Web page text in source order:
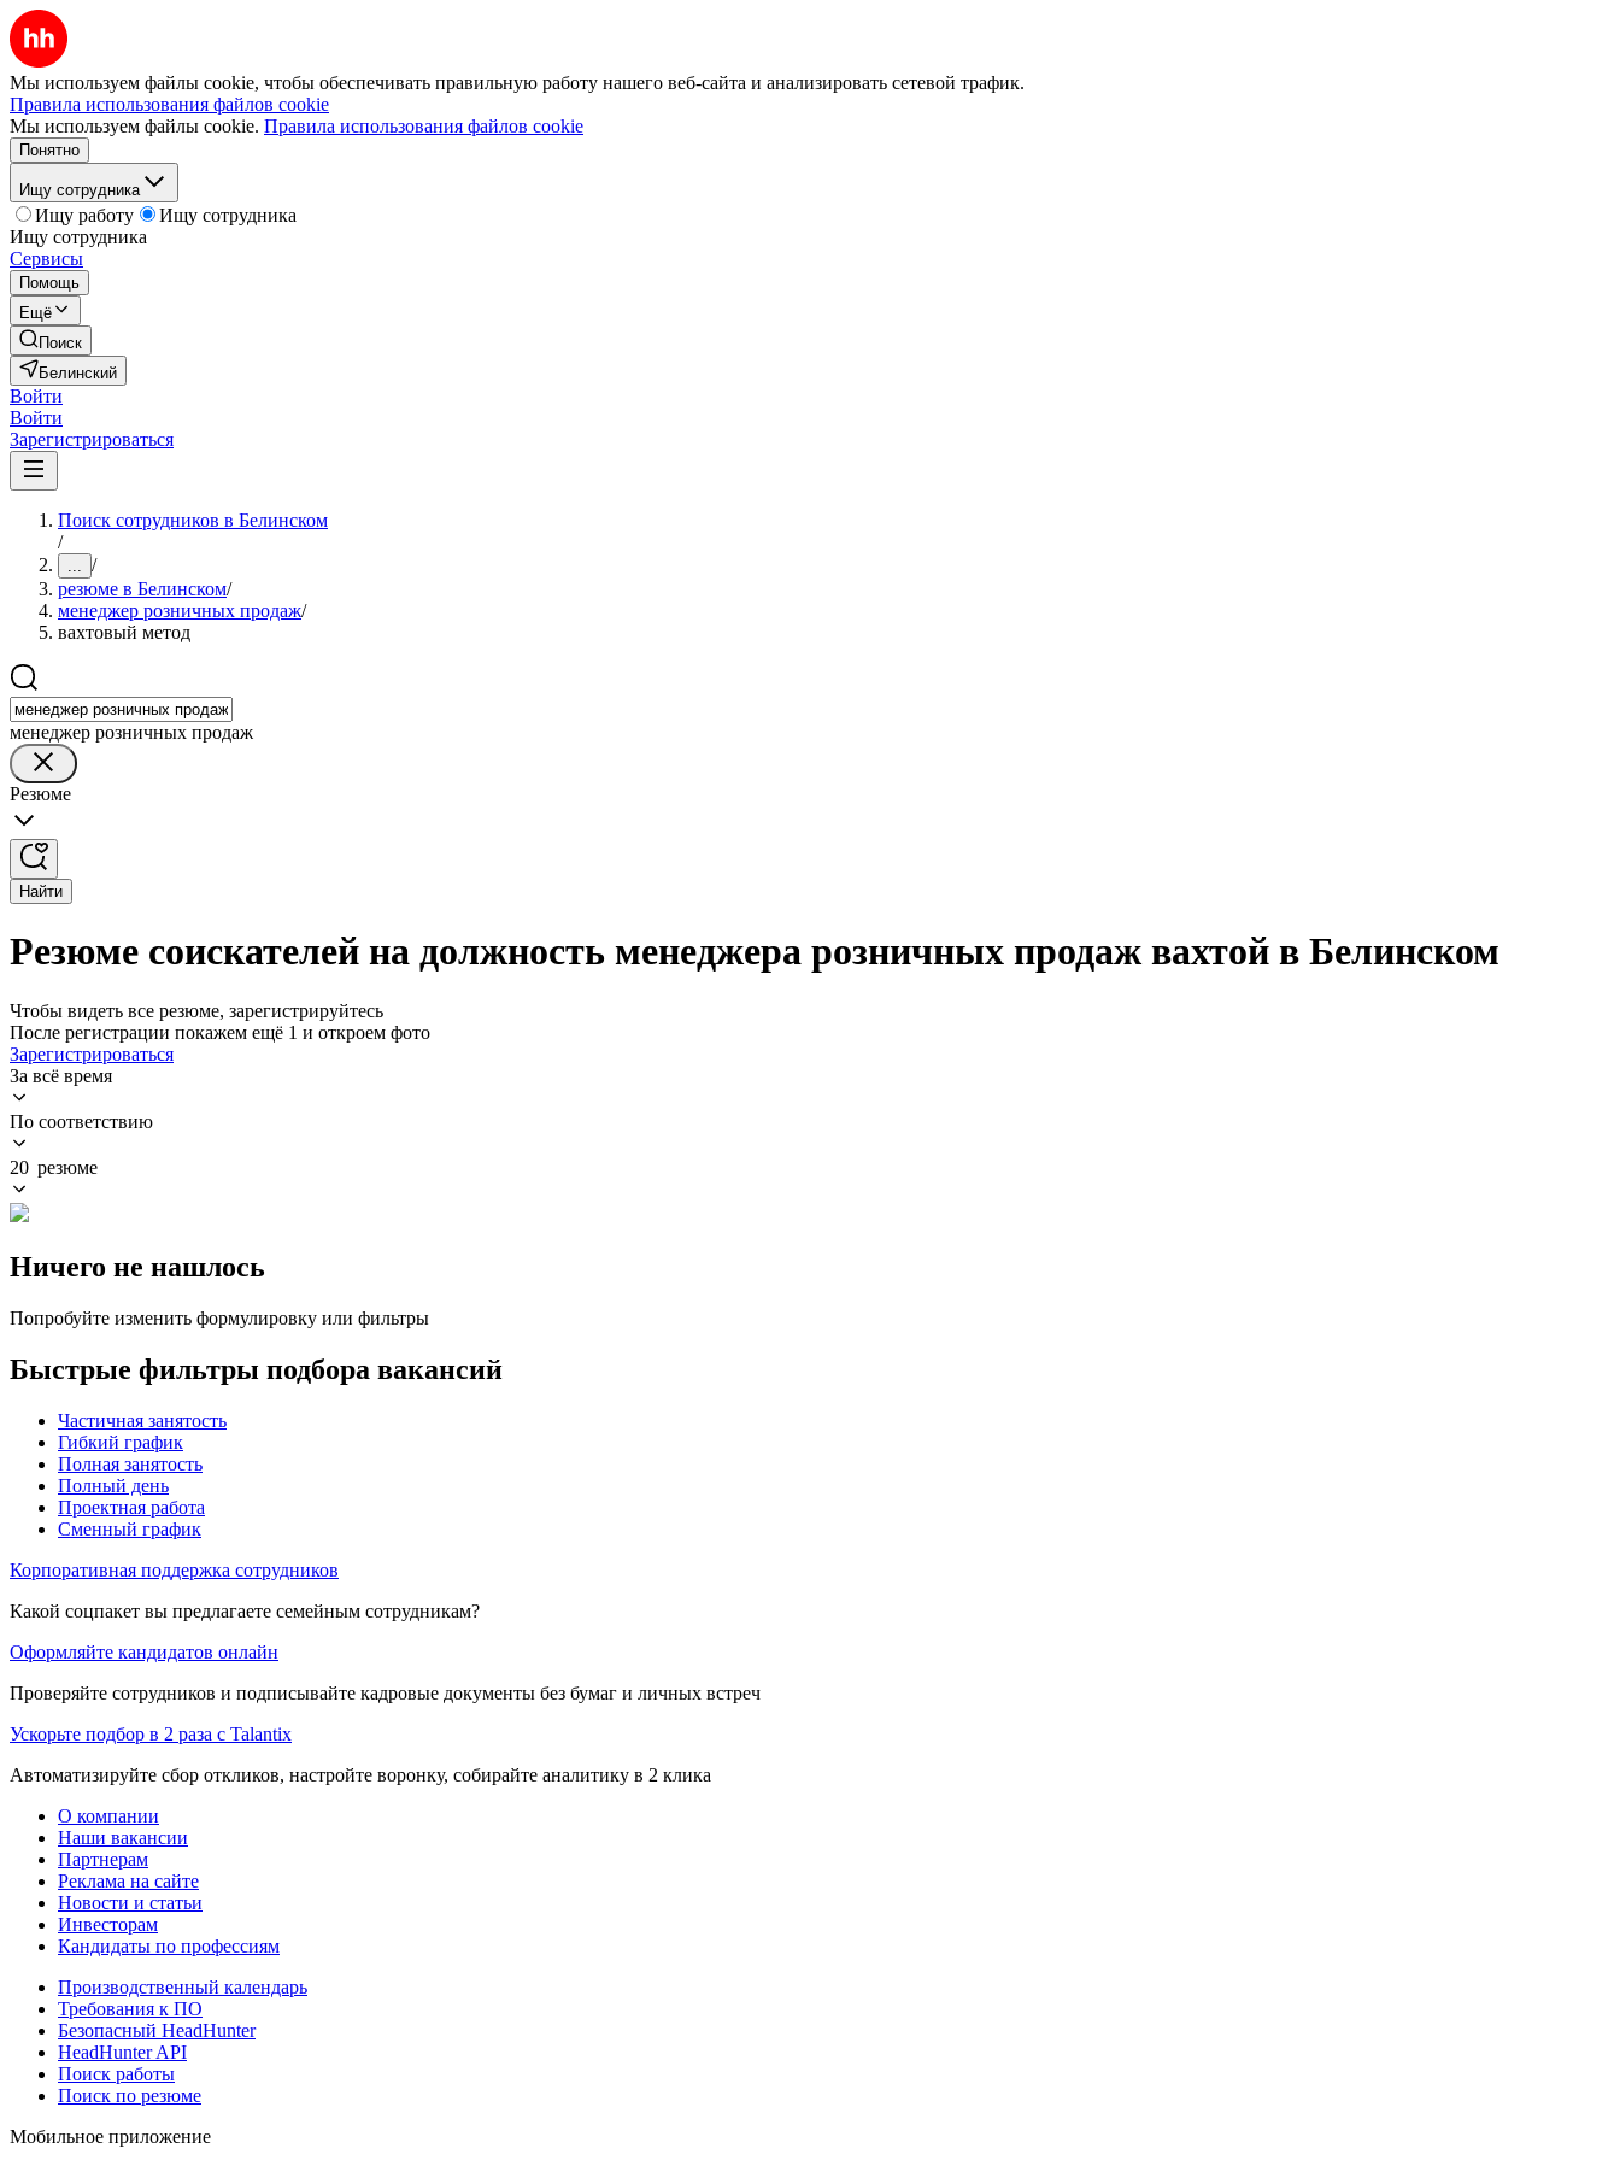
Мы используем файлы cookie, чтобы обеспечивать правильную работу нашего веб-сайта и анализировать сетевой трафик.
Правила использования файлов cookie
Мы используем файлы cookie. Правила использования файлов cookie
Понятно
Ищу сотрудника
Ищу работу
Ищу сотрудника
Ищу сотрудника
Сервисы
Помощь
Ещё
Поиск
Белинский
Войти
Войти
Зарегистрироваться
Поиск сотрудников в Белинском
/
... /
резюме в Белинском/
менеджер розничных продаж/
вахтовый метод
менеджер розничных продаж
Резюме
Найти
Резюме соискателей на должность менеджера розничных продаж вахтой в Белинском
Чтобы видеть все резюме, зарегистрируйтесь
После регистрации покажем ещё 1 и откроем фото
Зарегистрироваться
За всё время
По соответствию
20 резюме
Ничего не нашлось
Попробуйте изменить формулировку или фильтры
Быстрые фильтры подбора вакансий
Частичная занятость
Гибкий график
Полная занятость
Полный день
Проектная работа
Сменный график
Корпоративная поддержка сотрудников
Какой соцпакет вы предлагаете семейным сотрудникам?
Оформляйте кандидатов онлайн
Проверяйте сотрудников и подписывайте кадровые документы без бумаг и личных встреч
Ускорьте подбор в 2 раза с Talantix
Автоматизируйте сбор откликов, настройте воронку, собирайте аналитику в 2 клика
О компании
Наши вакансии
Партнерам
Реклама на сайте
Новости и статьи
Инвесторам
Кандидаты по профессиям
Производственный календарь
Требования к ПО
Безопасный HeadHunter
HeadHunter API
Поиск работы
Поиск по резюме
Мобильное приложение